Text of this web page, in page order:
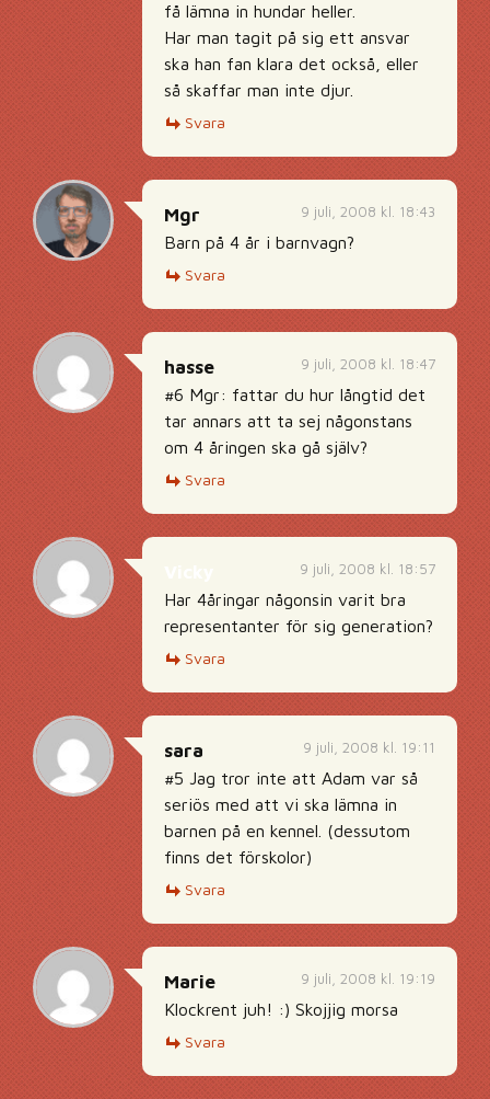
få lämna in hundar heller.
Har man tagit på sig ett ansvar
ska han fan klara det också, eller
så skaffar man inte djur.
Svara
9 juli, 2008 kl. 18:43
Mgr
Barn på 4 år i barnvagn?
Svara
9 juli, 2008 kl. 18:47
hasse
#6 Mgr: fattar du hur långtid det
tar annars att ta sej någonstans
om 4 åringen ska gå själv?
Svara
9 juli, 2008 kl. 18:57
Har 4åringar någonsin varit bra
representanter för sig generation?
Svara
9 juli, 2008 kl. 19:11
sara
#5 Jag tror inte att Adam var så
seriös med att vi ska lämna in
barnen på en kennel. (dessutom
finns det förskolor)
Svara
9 juli, 2008 kl. 19:19
Marie
Klockrent juh! :) Skojjig morsa
Svara